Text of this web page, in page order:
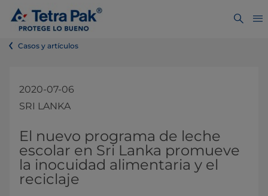
Casos y artículos
2020-07-06
SRI LANKA
​​​El nuevo programa de leche
escolar en Sri Lanka promueve
la inocuidad alimentaria y el
reciclaje